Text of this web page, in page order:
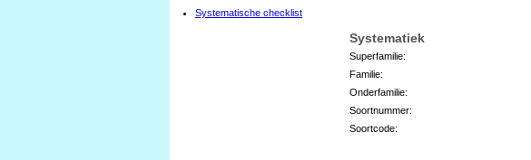
Systematische checklist
Systematiek
Superfamilie:
Familie:
Onderfamilie:
Soortnummer:
Soortcode: